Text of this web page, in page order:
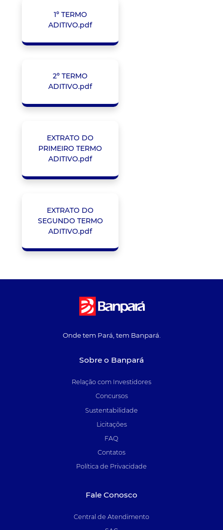
1º TERMO
ADITIVO.pdf
2º TERMO
ADITIVO.pdf
EXTRATO DO
PRIMEIRO TERMO
ADITIVO.pdf
EXTRATO DO
SEGUNDO TERMO
ADITIVO.pdf
Onde tem Pará, tem Banpará.
Sobre o Banpará
Relação com Investidores
Concursos
Sustentabilidade
Licitações
FAQ
Contatos
Política de Privacidade
Fale Conosco
Central de Atendimento